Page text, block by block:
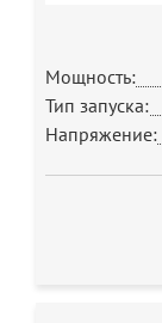
Мощность:
Тип запуска:
Напряжение: